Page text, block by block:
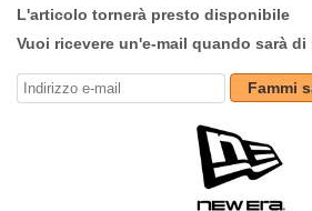
L'articolo tornerà presto disponibile
Vuoi ricevere un'e-mail quando sarà
Fammi